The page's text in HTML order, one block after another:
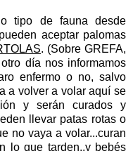
tipo de fauna desde
aceptar palomas
. (Sobre GREFA,
día nos informamos
enfermo o no, salvo
a volver a volar aquí se
y serán curados y
llevar patas rotas o
no vaya a volar...curan
lo que tarden..y bebés